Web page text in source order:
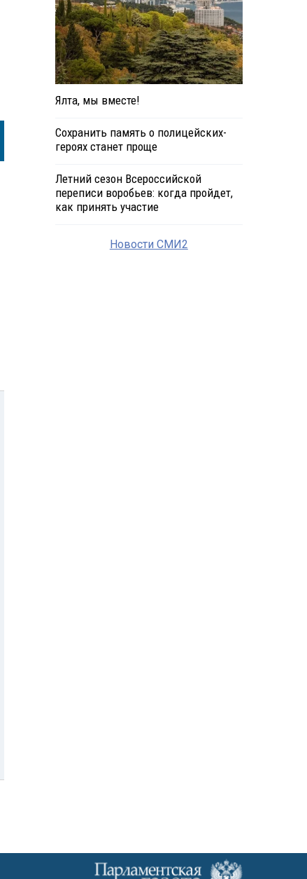
Ялта, мы вместе!
Сохранить память о полицейских-
героях станет проще
Летний сезон Всероссийской
переписи воробьев: когда пройдет,
как принять участие
Новости СМИ2